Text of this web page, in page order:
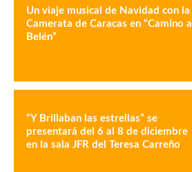
Un viaje musical de Navidad con la
Camerata de Caracas en “Camino a
Belén”
“Y Brillaban las estrellas” se
presentará del 6 al 8 de diciembre
en la sala JFR del Teresa Carreño